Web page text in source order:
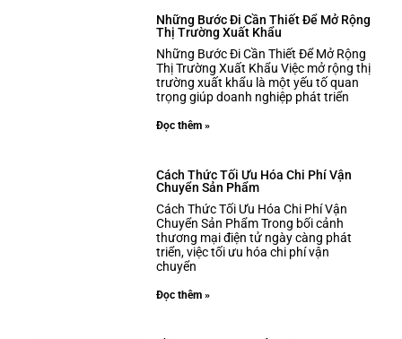
Những Bước Đi Cần Thiết Để Mở Rộng
Thị Trường Xuất Khẩu
Những Bước Đi Cần Thiết Để Mở Rộng
Thị Trường Xuất Khẩu Việc mở rộng thị
trường xuất khẩu là một yếu tố quan
trọng giúp doanh nghiệp phát triển
Đọc thêm »
Cách Thức Tối Ưu Hóa Chi Phí Vận
Chuyển Sản Phẩm
Cách Thức Tối Ưu Hóa Chi Phí Vận
Chuyển Sản Phẩm Trong bối cảnh
thương mại điện tử ngày càng phát
triển, việc tối ưu hóa chi phí vận
chuyển
Đọc thêm »